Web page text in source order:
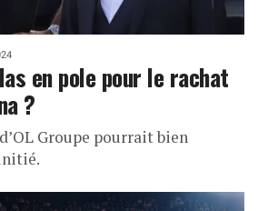
en pole pour le rachat
?
Groupe pourrait bien